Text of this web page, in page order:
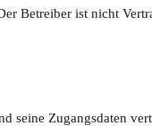
Betreiber ist nicht
seine Zugangsdaten